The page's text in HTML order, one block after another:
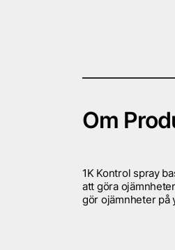
Om
1K Kontrol spray
att göra
gör ojämnheter på